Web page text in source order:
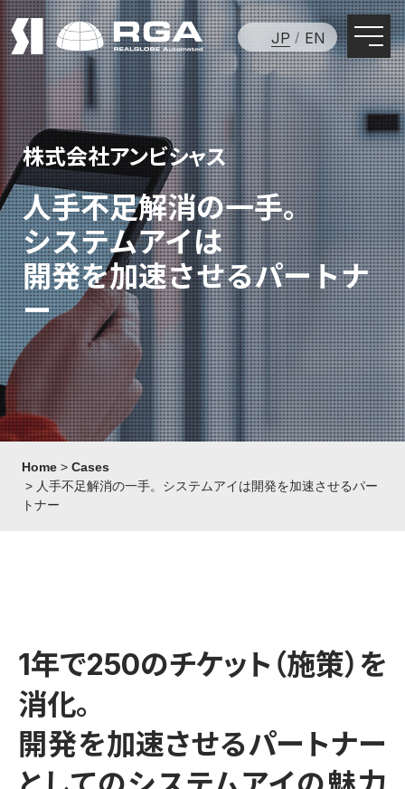
株式会社アンビシャス
人手不足解消の一手。
システムアイは
開発を加速させるパートナ
ー
Home
Cases
人手不足解消の一手。システムアイは開発を加速させるパー
トナー
1年で250のチケット（施策）を
消化。
開発を加速させるパートナー
JP EN